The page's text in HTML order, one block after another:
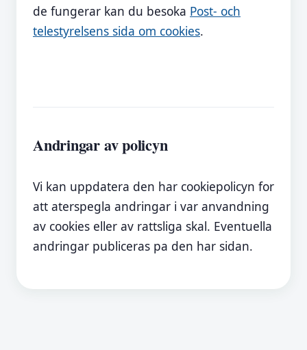
de fungerar kan du besoka Post- och
telestyrelsens sida om cookies.
Andringar av policyn
Vi kan uppdatera den har cookiepolicyn for
att aterspegla andringar i var anvandning
av cookies eller av rattsliga skal. Eventuella
andringar publiceras pa den har sidan.